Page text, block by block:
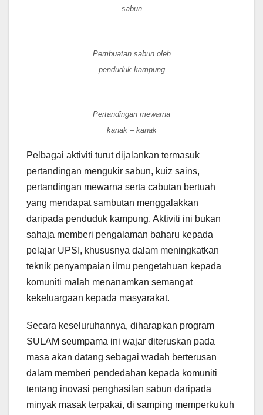
sabun
Pembuatan sabun oleh
penduduk kampung
Pertandingan mewarna
kanak – kanak
Pelbagai aktiviti turut dijalankan termasuk
pertandingan mengukir sabun, kuiz sains,
pertandingan mewarna serta cabutan bertuah
yang mendapat sambutan menggalakkan
daripada penduduk kampung. Aktiviti ini bukan
sahaja memberi pengalaman baharu kepada
pelajar UPSI, khususnya dalam meningkatkan
teknik penyampaian ilmu pengetahuan kepada
komuniti malah menanamkan semangat
kekeluargaan kepada masyarakat.
Secara keseluruhannya, diharapkan program
SULAM seumpama ini wajar diteruskan pada
masa akan datang sebagai wadah berterusan
dalam memberi pendedahan kepada komuniti
tentang inovasi penghasilan sabun daripada
minyak masak terpakai, di samping memperkukuh